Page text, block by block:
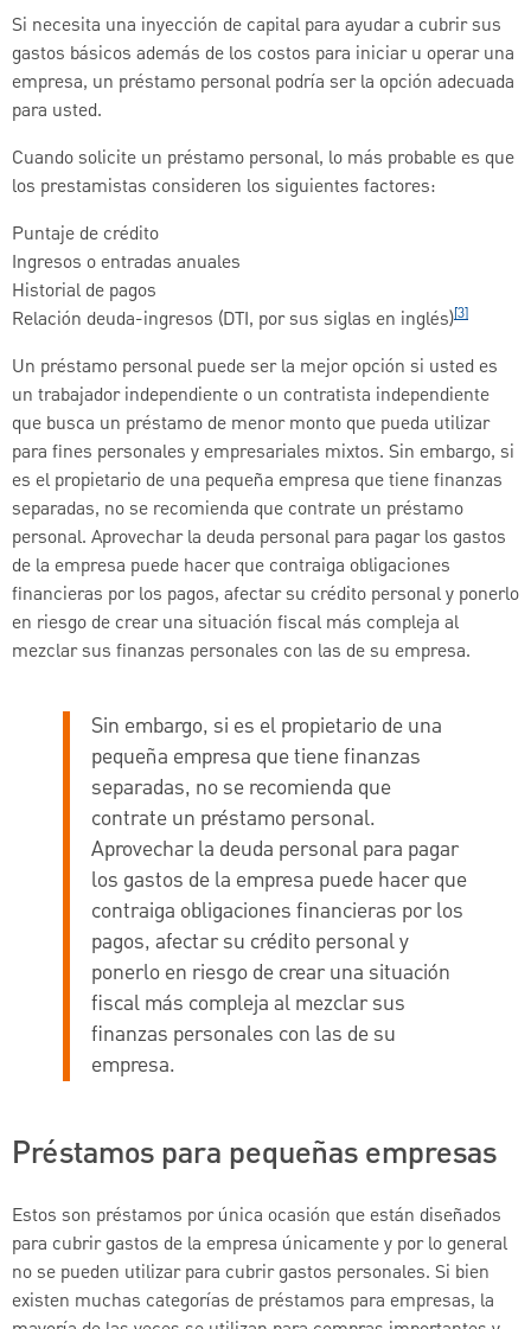
Si necesita una inyección de capital para ayudar a cubrir sus
gastos básicos además de los costos para iniciar u operar una
empresa, un préstamo personal podría ser la opción adecuada
para usted.
Cuando solicite un préstamo personal, lo más probable es que
los prestamistas consideren los siguientes factores:
Puntaje de crédito
Ingresos o entradas anuales
Historial de pagos
Relación deuda-ingresos (DTI, por sus siglas en inglés)[3]
Un préstamo personal puede ser la mejor opción si usted es
un trabajador independiente o un contratista independiente
que busca un préstamo de menor monto que pueda utilizar
para fines personales y empresariales mixtos. Sin embargo, si
es el propietario de una pequeña empresa que tiene finanzas
separadas, no se recomienda que contrate un préstamo
personal. Aprovechar la deuda personal para pagar los gastos
de la empresa puede hacer que contraiga obligaciones
financieras por los pagos, afectar su crédito personal y ponerlo
en riesgo de crear una situación fiscal más compleja al
mezclar sus finanzas personales con las de su empresa.
Sin embargo, si es el propietario de una
pequeña empresa que tiene finanzas
separadas, no se recomienda que
contrate un préstamo personal.
Aprovechar la deuda personal para pagar
los gastos de la empresa puede hacer que
contraiga obligaciones financieras por los
pagos, afectar su crédito personal y
ponerlo en riesgo de crear una situación
fiscal más compleja al mezclar sus
finanzas personales con las de su
empresa.
Préstamos para pequeñas empresas
Estos son préstamos por única ocasión que están diseñados
para cubrir gastos de la empresa únicamente y por lo general
no se pueden utilizar para cubrir gastos personales. Si bien
existen muchas categorías de préstamos para empresas, la